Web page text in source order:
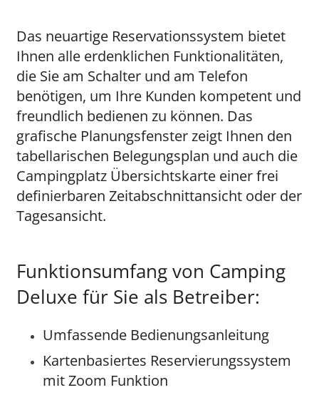
Das neuartige Reservationssystem bietet
Ihnen alle erdenklichen Funktionalitäten,
die Sie am Schalter und am Telefon
benötigen, um Ihre Kunden kompetent und
freundlich bedienen zu können. Das
grafische Planungsfenster zeigt Ihnen den
tabellarischen Belegungsplan und auch die
Campingplatz Übersichtskarte einer frei
definierbaren Zeitabschnittansicht oder der
Tagesansicht.
Funktionsumfang von Camping
Deluxe für Sie als Betreiber:
Umfassende Bedienungsanleitung
Kartenbasiertes Reservierungssystem
mit Zoom Funktion